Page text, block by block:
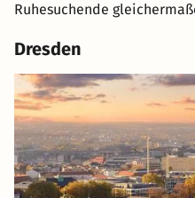
Ruhesuchende
Dresden